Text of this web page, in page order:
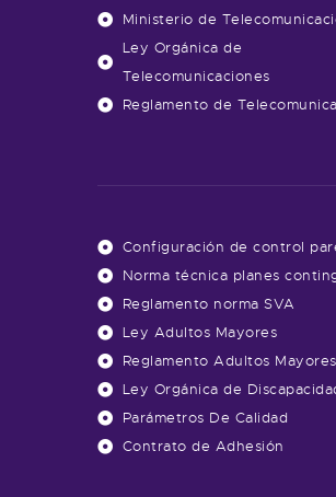
Ministerio de
Ley Orgánica de
Telecomunicaciones
Reglamento de
Configuración de control
Norma técnica planes
Reglamento norma SVA
Ley Adultos Mayores
Reglamento Adultos Mayores
Ley Orgánica de
Parámetros De Calidad
Contrato de Adhesión